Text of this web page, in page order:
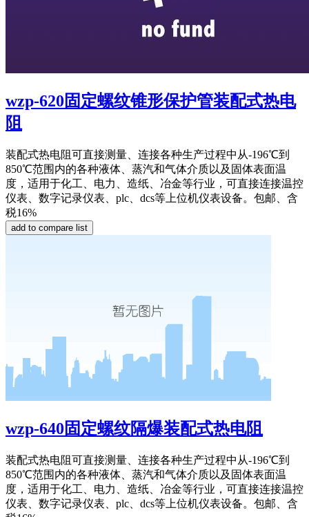
wzp-620固定螺纹锥形保护管装配式热电
阻
装配式热电阻可直接测量、连接各种生产过程中从-196℃到
850℃范围内的各种液体、蒸汽和气体介质以及固体表面温
度，适用于化工、电力、造纸、冶金等行业，可直接连接温控
仪表、数字记录仪表、plc、dcs等上位机仪表设备。包邮、含
税16%
wzp-640固定螺纹隔爆装配式热电阻
装配式热电阻可直接测量、连接各种生产过程中从-196℃到
850℃范围内的各种液体、蒸汽和气体介质以及固体表面温
度，适用于化工、电力、造纸、冶金等行业，可直接连接温控
仪表、数字记录仪表、plc、dcs等上位机仪表设备。包邮、含